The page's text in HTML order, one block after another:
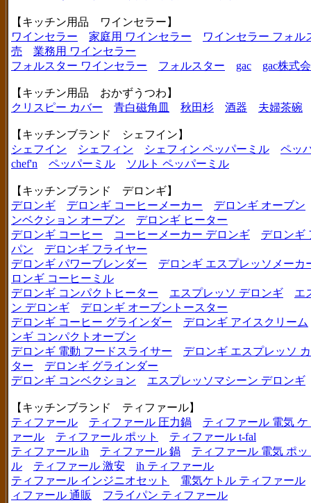
【キッチン用品 ワインセラー】
ワインセラー
家庭用 ワインセラー
ワインセラー フォル
売
業務用 ワインセラー
フォルスター ワインセラー
フォルスター gac gac株式
【キッチン用品 おかずうつわ】
クリスピー カバー
青白磁角皿 秋田杉 酒器 夫婦茶碗
【キッチンブランド シェフイン】
シェフイン
シェフィン シェフィン ペッパーミル
ペッ
chef'n
ペッパーミル ソルト ペッパーミル
【キッチンブランド デロンギ】
デロンギ
デロンギ コーヒーメーカー
デロンギ オーブン
ンベクション オーブン
デロンギ ヒーター
デロンギ コーヒー
コーヒーメーカー デロンギ
デロンギ
パン
デロンギ フライヤー
デロンギ パワーブレンダー
デロンギ エスプレッソメーカ
ロンギ コーヒーミル
デロンギ コンパクトヒーター
エスプレッソ デロンギ
エ
ン デロンギ
デロンギ オーブントースター
デロンギ コーヒー グラインダー
デロンギ アイスクリーム
ンギ コンパクトオーブン
デロンギ 電動 フードスライサー
デロンギ エスプレッソ
ター
デロンギ グラインダー
デロンギ コンベクション
エスプレッソマシーン デロンギ
【キッチンブランド ティファール】
ティファール
ティファール 圧力鍋
ティファール 電気 ケ
ァール
ティファール ポット
ティファール t-fal
ティファール ih
ティファール 鍋
ティファール 電気 ポッ
ル
ティファール 激安
ih ティファール
ティファール インジニオセット
電気ケトル ティファール
ィファール 通販
フライパン ティファール